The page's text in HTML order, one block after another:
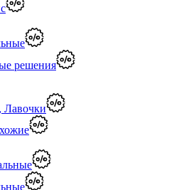
решения
Лавочки